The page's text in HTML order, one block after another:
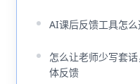
AI课后反馈工具怎
怎么让老师少写套
体反馈